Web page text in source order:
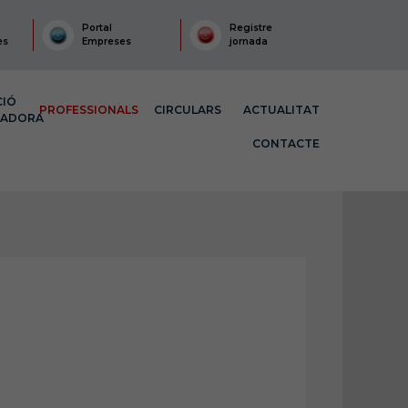
Portal
Empreses
Registre
jornada
PROFESSIONALS CIRCULARS ACTUALITAT
CONTACTE